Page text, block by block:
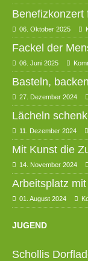
Benefizkonzert
06. Oktober 2025
Fackel der
06. Juni 2025
Basteln,
27. Dezember 2024
Lächeln
11. Dezember 2024
Mit Kunst die
14. November 2024
Arbeitsplatz
01. August 2024
JUGEND
Schollis